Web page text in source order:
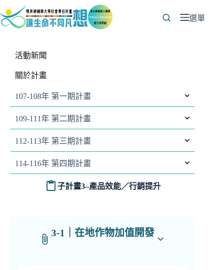
至
選單
活動新聞
關於計畫
107-108年 第一期計畫
109-111年 第二期計畫
112-113年 第三期計畫
114-116年 第四期計畫
子計畫3–產品效能／行銷提升
3-1｜在地作物加值開發